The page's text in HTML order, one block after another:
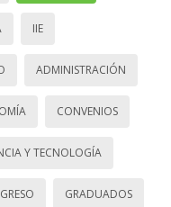
IIE
ADMINISTRACIÓN
CONVENIOS
Y TECNOLOGÍA
GRADUADOS